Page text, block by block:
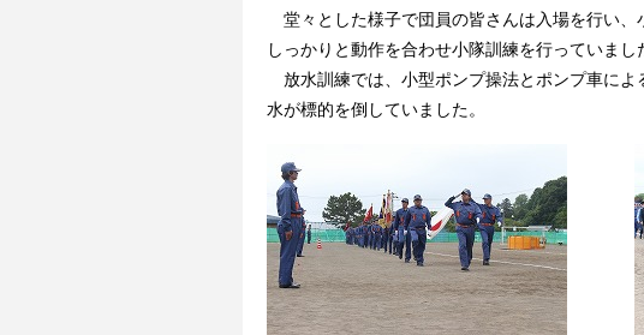
堂々とした様子で団員の皆さんは入場を行い、
しっかりと動作を合わせ小隊訓練を行っていまし
放水訓練では、小型ポンプ操法とポンプ車によ
水が標的を倒していました。